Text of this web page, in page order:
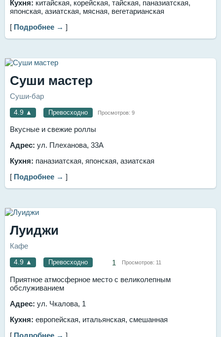
Кухня: китайская, корейская, тайская, паназиатская,
японская, азиатская, мясная, вегетарианская
[ Подробнее → ]
Суши мастер
Суши-бар
4.9 ▲ Превосходно Просмотров: 9
Вкусные и свежие роллы
Адрес: ул. Плеханова, 33А
Кухня: паназиатская, японская, азиатская
[ Подробнее → ]
Луиджи
Кафе
4.9 ▲ Превосходно 1 Просмотров: 11
Приятное атмосферное место с великолепным
обслуживанием
Адрес: ул. Чкалова, 1
Кухня: европейская, итальянская, смешанная